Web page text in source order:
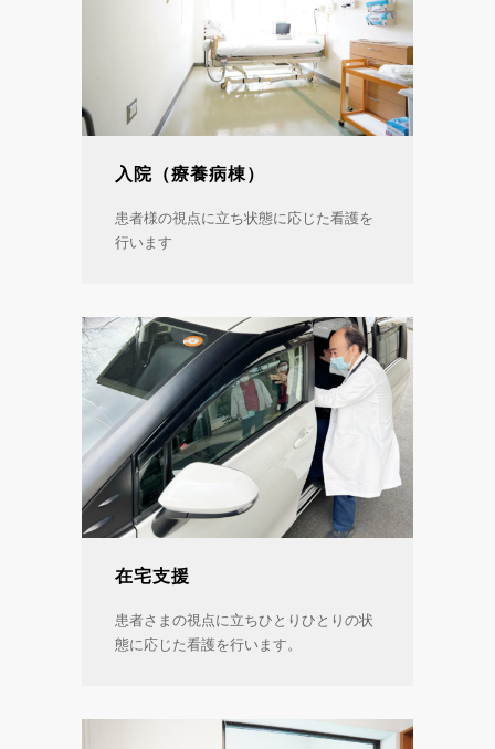
入院（療養病棟）
患者様の視点に立ち状態に応じた看護を
行います
在宅支援
患者さまの視点に立ちひとりひとりの状
態に応じた看護を行います。